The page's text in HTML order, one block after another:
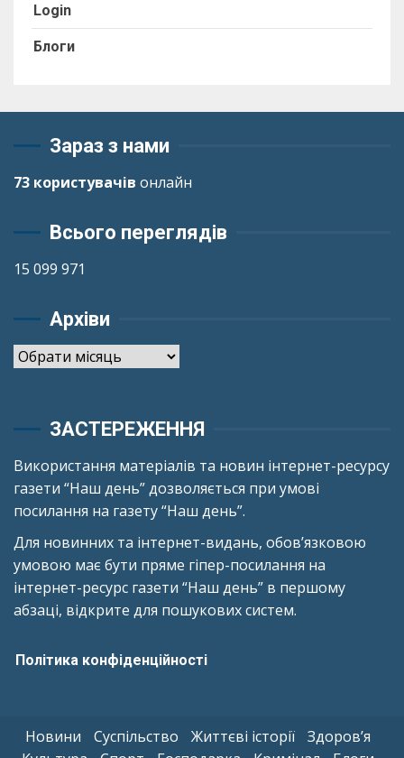
Login
Блоги
Зараз з нами
73 користувачів онлайн
Всього переглядів
15 099 971
Архіви
Архіви
ЗАСТЕРЕЖЕННЯ
Використання матеріалів та новин інтернет-ресурсу
газети “Наш день” дозволяється при умові
посилання на газету “Наш день”.
Для новинних та інтернет-видань, обов’язковою
умовою має бути пряме гіпер-посилання на
інтернет-ресурс газети “Наш день” в першому
абзаці, відкрите для пошукових систем.
Політика конфіденційності
Новини Суспільство Життєві історії
Здоров’я